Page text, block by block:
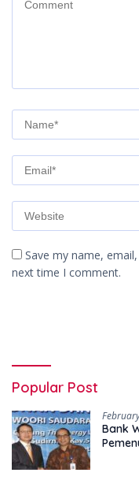
Save my name,
next time I comment.
Popular Post
Bank